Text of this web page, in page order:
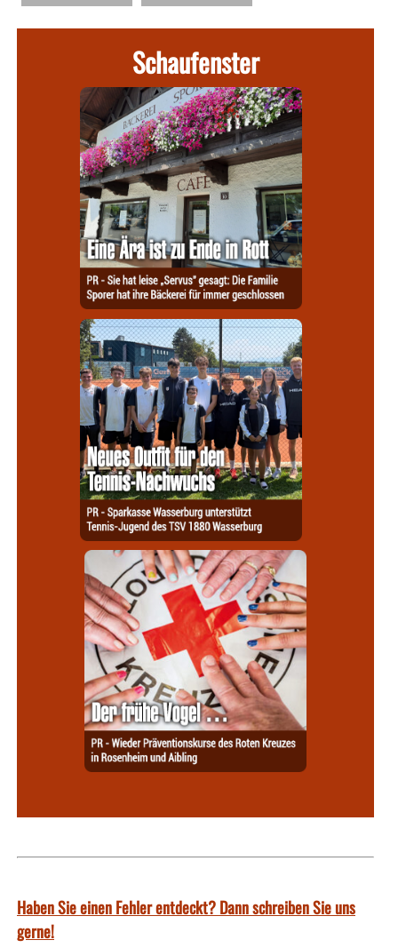
Schaufenster
Haben Sie einen Fehler entdeckt? Dann schreiben Sie uns
gerne!